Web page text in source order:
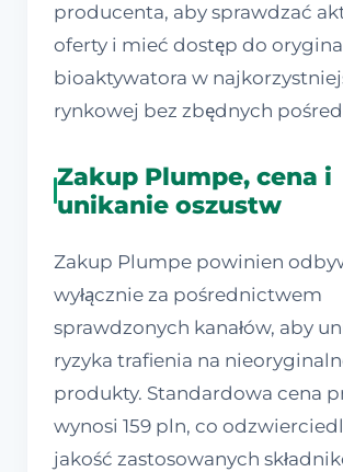
producenta, aby sprawdzać
oferty i mieć dostęp do
bioaktywatora w
rynkowej bez zbędnych
Zakup Plumpe, cena i
unikanie oszustw
Zakup Plumpe powinien
wyłącznie za pośrednictwem
sprawdzonych kanałów, aby
ryzyka trafienia na
produkty. Standardowa cena
wynosi 159 pln, co
jakość zastosowanych